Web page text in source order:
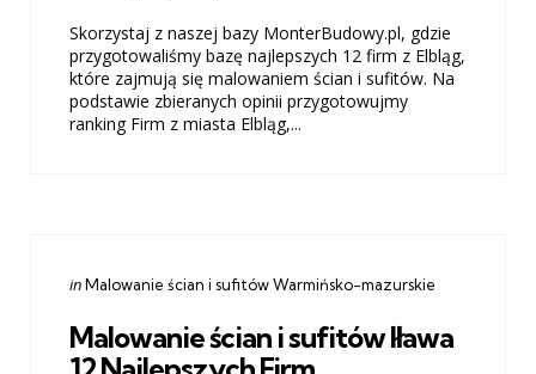
Skorzystaj z naszej bazy MonterBudowy.pl, gdzie
przygotowaliśmy bazę najlepszych 12 firm z Elbląg,
które zajmują się malowaniem ścian i sufitów. Na
podstawie zbieranych opinii przygotowujmy
ranking Firm z miasta Elbląg,...
Categories
Posted
inMalowanie ścian i sufitów Warmińsko-mazurskie
Malowanie ścian i sufitów Iława